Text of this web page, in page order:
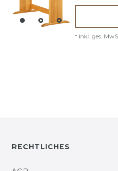
* inkl. ges.
RECHTLICHES